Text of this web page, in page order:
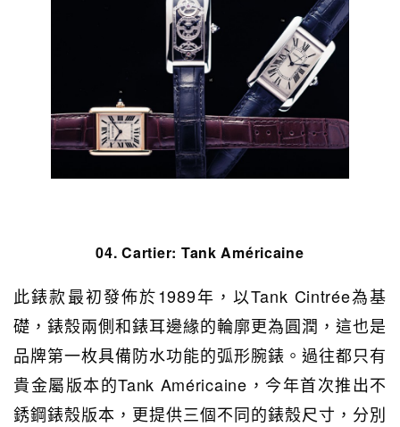
04. Cartier: Tank Américaine
此錶款最初發佈於1989年，以Tank Cintrée為基
礎，錶殼兩側和錶耳邊緣的輪廓更為圓潤，這也是
品牌第一枚具備防水功能的弧形腕錶。過往都只有
貴金屬版本的Tank Américaine，今年首次推出不
銹鋼錶殼版本，更提供三個不同的錶殼尺寸，分別